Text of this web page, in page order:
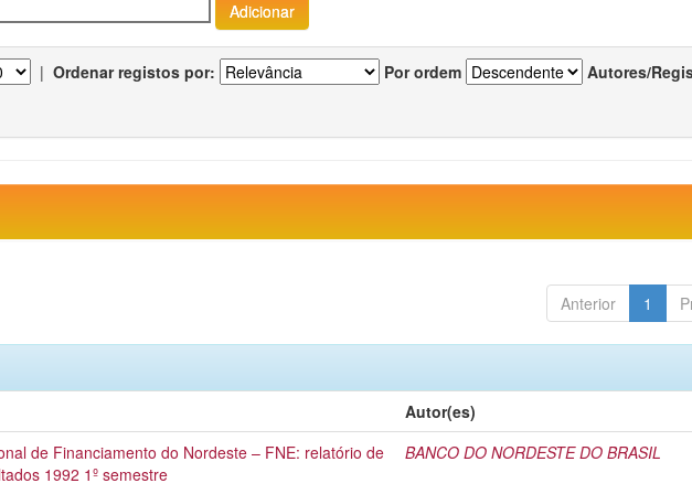
| Ordenar registos por: Por ordem Autores/
Anterior 1
Autor(es)
de Financiamento do Nordeste – FNE: relatório de
1992 1º semestre
BANCO DO NORDESTE DO BRASIL